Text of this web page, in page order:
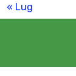
« Lug